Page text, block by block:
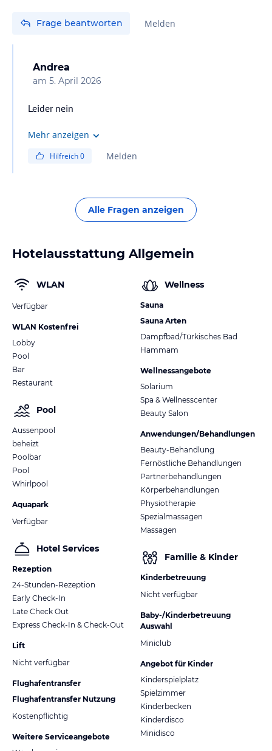
Frage beantworten Melden
Andrea
am 5. April 2026
Leider nein
Mehr anzeigen
Hilfreich0 Melden
Alle Fragen anzeigen
Hotelausstattung Allgemein
WLAN
Verfügbar
WLAN Kostenfrei
Lobby
Pool
Bar
Restaurant
Pool
Aussenpool
beheizt
Poolbar
Pool
Whirlpool
Aquapark
Verfügbar
Hotel Services
Rezeption
24-Stunden-Rezeption
Early Check-In
Late Check Out
Express Check-In & Check-Out
Lift
Nicht verfügbar
Flughafentransfer
Flughafentransfer Nutzung
Kostenpflichtig
Weitere Serviceangebote
Wellness
Sauna
Sauna Arten
Dampfbad/Türkisches Bad
Hammam
Wellnessangebote
Solarium
Spa & Wellnesscenter
Beauty Salon
Anwendungen/Behandlungen
Beauty-Behandlung
Fernöstliche Behandlungen
Partnerbehandlungen
Körperbehandlungen
Physiotherapie
Spezialmassagen
Massagen
Familie & Kinder
Kinderbetreuung
Nicht verfügbar
Baby-/Kinderbetreuung
Auswahl
Miniclub
Angebot für Kinder
Kinderspielplatz
Spielzimmer
Kinderbecken
Kinderdisco
Minidisco